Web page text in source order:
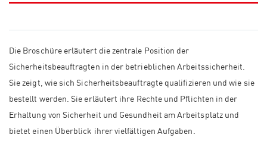
Die Broschüre erläutert die zentrale Position der
Sicherheitsbeauftragten in der betrieblichen Arbeitssicherheit.
Sie zeigt, wie sich Sicherheitsbeauftragte qualifizieren und wie sie
bestellt werden. Sie erläutert ihre Rechte und Pflichten in der
Erhaltung von Sicherheit und Gesundheit am Arbeitsplatz und
bietet einen Überblick ihrer vielfältigen Aufgaben.